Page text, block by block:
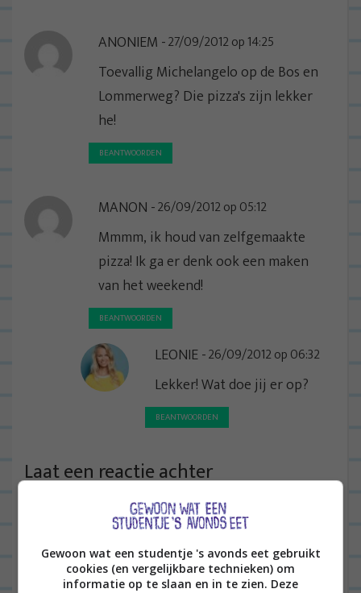
e ANONIEM 27/09/2012 op 14:25
Toevallig Michelangelo op de Bos en
Lommerweg? Die pizza's zijn lekker
he!
BEANTWOORDEN
MANON 26/09/2012 op 05:12
Mmmm, ik houd van zelfgemaakte
pizza! Ik ga er denk ook een maken
van het weekend!
BEANTWOORDEN
LEONIE 26/09/2012 op 06:32
Lekker! Wat doe jij er op?
BEANTWOORDEN
Laat een reactie achter
Het e-mailadres wordt niet gepubliceerd.
velden zijn gemarkeerd met*
Gewoon wat een studentje 's avonds eet gebruikt
cookies (en vergelijkbare technieken) om
informatie op te slaan en in te zien. Deze